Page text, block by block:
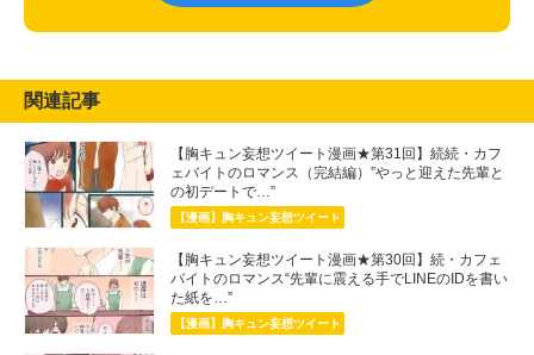
関連記事
【胸キュン妄想ツイート漫画★第31回】続続・カフ
ェバイトのロマンス（完結編）”やっと迎えた先輩と
の初デートで…”
【漫画】胸キュン妄想ツイート
【胸キュン妄想ツイート漫画★第30回】続・カフェ
バイトのロマンス“先輩に震える手でLINEのIDを書い
た紙を…”
【漫画】胸キュン妄想ツイート